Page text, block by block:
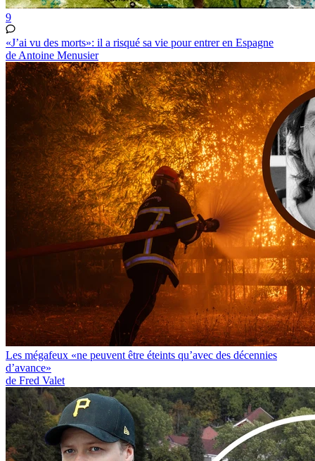
9
«J’ai vu des morts»: il a risqué sa vie pour entrer en Espagne
de Antoine Menusier
Les mégafeux «ne peuvent être éteints qu’avec des décennies
d’avance»
de Fred Valet